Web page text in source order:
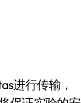
进行传输，